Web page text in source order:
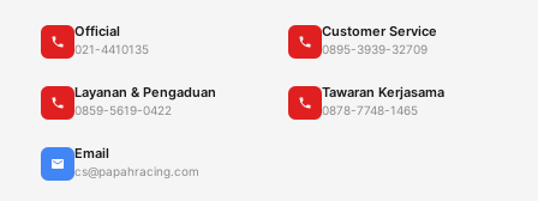
Official
021-4410135
Customer Service
0895-3939-32709
Layanan & Pengaduan
0859-5619-0422
Tawaran Kerjasama
0878-7748-1465
Email
cs@papahracing.com